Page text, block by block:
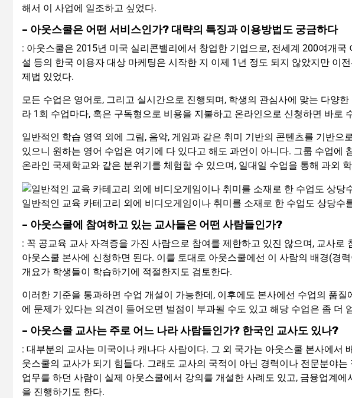
해서 이 사업에 일조하고 싶었다.
– 아웃스쿨은 어떤 서비스인가? 대략의 특징과 이용방법도 궁금하다
: 아웃스쿨은 2015년 미국 실리콘밸리에서 창업한 기업으로, 전세계 200여개
설 등의 한국 이용자 대상 마케팅은 시작한 지 이제 1년 정도 되지 않았지만 이
제법 있었다.
모든 수업은 영어로, 그리고 실시간으로 진행되며, 학생의 관심사에 맞는 다양
라 1회 수업마다, 혹은 구독형으로 비용을 지불하고 온라인으로 신청하면 바로
일반적인 학습 영역 외에 그림, 음악, 게임과 같은 취미 기반의 콘텐츠를 기반으
있으니 원하는 영어 수업은 여기에 다 있다고 해도 과언이 아니다. 그룹 수업에
온라인 국제학교와 같은 분위기를 체험할 수 있으며, 일대일 수업을 통해 과외
일반적인 교육 카테고리 외에 비디오게임이나 취미를 소재로 한 수업도 상당수
– 아웃스쿨에 참여하고 있는 교사들은 어떤 사람들인가?
: 꼭 공교육 교사 자격증을 가진 사람으로 참여를 제한하고 있진 않으며, 교사로
아웃스쿨 본사에 신청하면 된다. 이를 토대로 아웃스쿨에선 이 사람의 배경(경
개요가 학생들이 학습하기에 적절한지도 검토한다.
이러한 기준을 통과하면 수업 개설이 가능한데, 이후에도 본사에선 수업의 품
에 문제가 있다는 의견이 들어오면 벌점이 부과될 수도 있고 해당 수업은 좀 더
– 아웃스쿨 교사는 주로 어느 나라 사람들인가? 한국인 교사도 있나?
: 대부분의 교사는 미국이나 캐나다 사람이다. 그 외 국가는 아웃스쿨 본사에서
웃스쿨의 교사가 되기 힘들다. 그래도 교사의 국적이 아닌 경력이나 전문분야
업무를 하던 사람이 실제 아웃스쿨에서 강의를 개설한 사례도 있고, 금융업계
을 진행하기도 한다.